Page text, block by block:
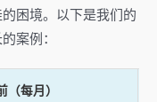
困境。以下是我们的
案例：
（每月）